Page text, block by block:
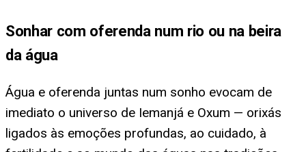
Sonhar com oferenda num rio ou na beira
da água
Água e oferenda juntas num sonho evocam de
imediato o universo de Iemanjá e Oxum — orixás
ligados às emoções profundas, ao cuidado, à